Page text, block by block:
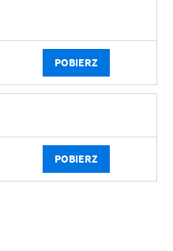
POBIERZ
POBIERZ